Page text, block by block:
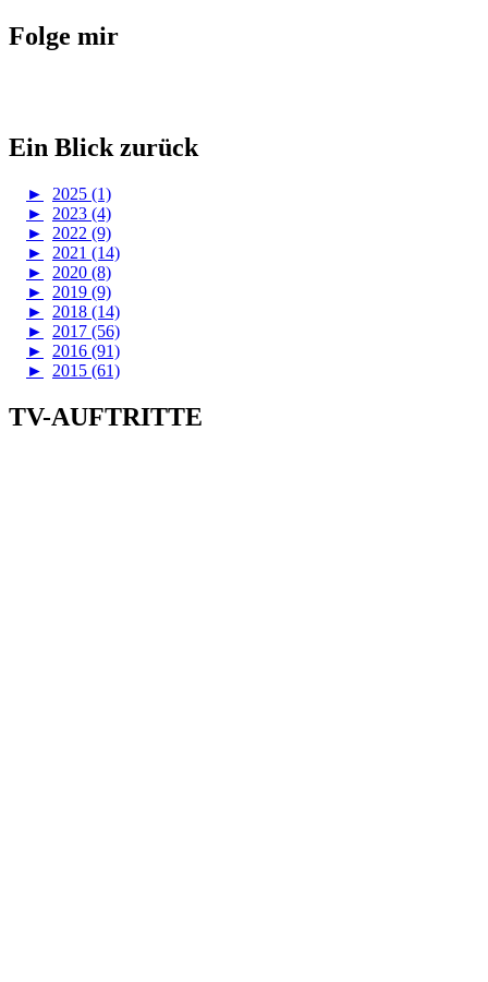
Folge mir
Ein Blick zurück
►
2025 (1)
►
2023 (4)
►
2022 (9)
►
2021 (14)
►
2020 (8)
►
2019 (9)
►
2018 (14)
►
2017 (56)
►
2016 (91)
►
2015 (61)
TV-AUFTRITTE